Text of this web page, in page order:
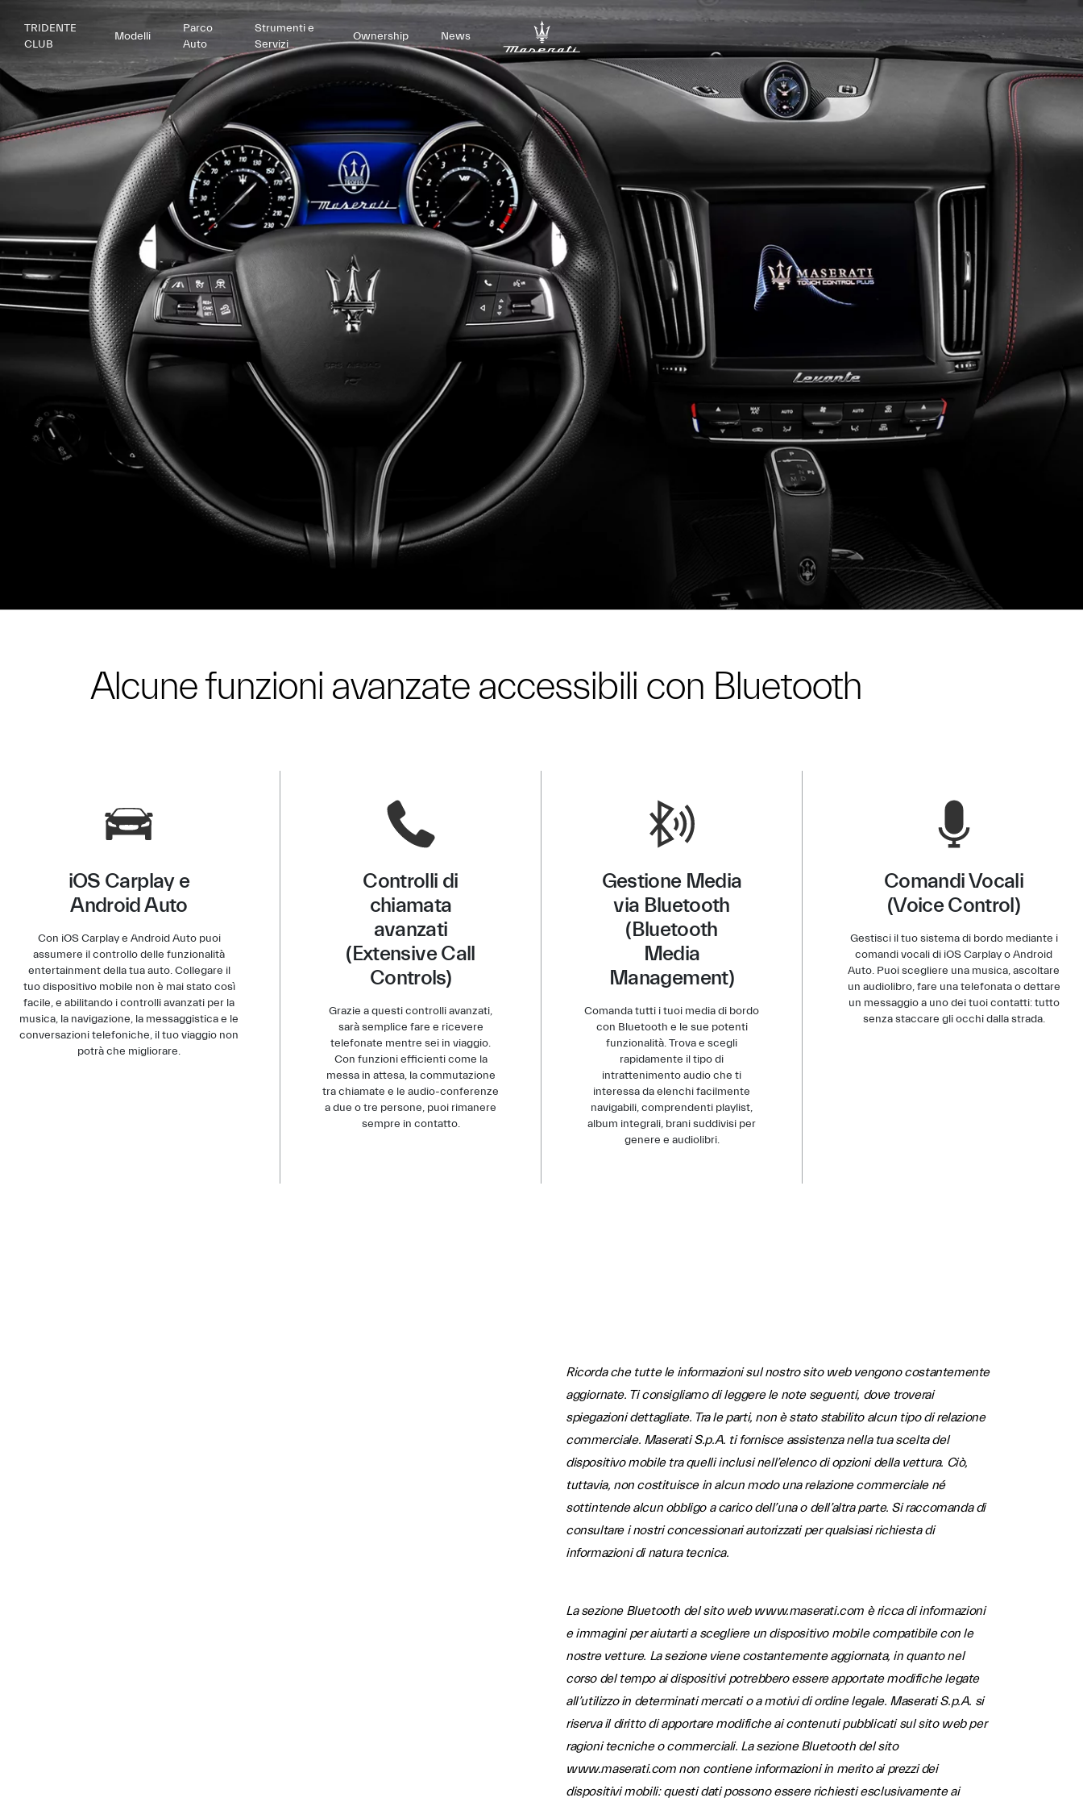
TRIDENTE
CLUB
Modelli
Parco
Auto
Strumenti e
Servizi
Ownership News
Alcune funzioni avanzate accessibili con Bluetooth
iOS Carplay e
Android Auto
Con iOS Carplay e Android Auto puoi
assumere il controllo delle funzionalità
entertainment della tua auto. Collegare il
tuo dispositivo mobile non è mai stato così
facile, e abilitando i controlli avanzati per la
musica, la navigazione, la messaggistica e le
conversazioni telefoniche, il tuo viaggio non
potrà che migliorare.
Controlli di
chiamata
avanzati
(Extensive Call
Controls)
Grazie a questi controlli avanzati,
sarà semplice fare e ricevere
telefonate mentre sei in viaggio.
Con funzioni efficienti come la
messa in attesa, la commutazione
tra chiamate e le audio-conferenze
a due o tre persone, puoi rimanere
sempre in contatto.
Gestione Media
via Bluetooth
(Bluetooth
Media
Management)
Comanda tutti i tuoi media di bordo
con Bluetooth e le sue potenti
funzionalità. Trova e scegli
rapidamente il tipo di
intrattenimento audio che ti
interessa da elenchi facilmente
navigabili, comprendenti playlist,
album integrali, brani suddivisi per
genere e audiolibri.
Comandi Vocali
(Voice Control)
Gestisci il tuo sistema di bordo mediante i
comandi vocali di iOS Carplay o Android
Auto. Puoi scegliere una musica, ascoltare
un audiolibro, fare una telefonata o dettare
un messaggio a uno dei tuoi contatti: tutto
senza staccare gli occhi dalla strada.
Ricorda che tutte le informazioni sul nostro sito web vengono costantemente
aggiornate. Ti consigliamo di leggere le note seguenti, dove troverai
spiegazioni dettagliate. Tra le parti, non è stato stabilito alcun tipo di relazione
commerciale. Maserati S.p.A. ti fornisce assistenza nella tua scelta del
dispositivo mobile tra quelli inclusi nell’elenco di opzioni della vettura. Ciò,
tuttavia, non costituisce in alcun modo una relazione commerciale né
sottintende alcun obbligo a carico dell’una o dell’altra parte. Si raccomanda di
consultare i nostri concessionari autorizzati per qualsiasi richiesta di
informazioni di natura tecnica.
La sezione Bluetooth del sito web www.maserati.com è ricca di informazioni
e immagini per aiutarti a scegliere un dispositivo mobile compatibile con le
nostre vetture. La sezione viene costantemente aggiornata, in quanto nel
corso del tempo ai dispositivi potrebbero essere apportate modifiche legate
all’utilizzo in determinati mercati o a motivi di ordine legale. Maserati S.p.A. si
riserva il diritto di apportare modifiche ai contenuti pubblicati sul sito web per
ragioni tecniche o commerciali. La sezione Bluetooth del sito
www.maserati.com non contiene informazioni in merito ai prezzi dei
dispositivi mobili: questi dati possono essere richiesti esclusivamente ai